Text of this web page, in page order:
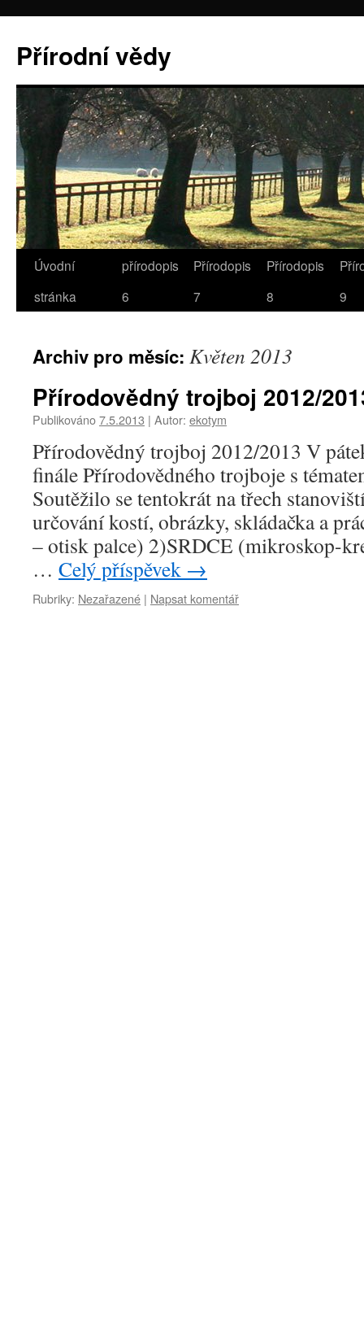
Přírodní vědy
Úvodní
stránka
přírodopis
6
Přírodopis
7
Přírodopis
8
9
Archiv pro měsíc: Květen 2013
Přírodovědný trojboj 2012/
Publikováno7.5.2013 | Autor: ekotym
Přírodovědný trojboj 2012/2013 V
finále Přírodovědného trojboje s
Soutěžilo se tentokrát na třech
určování kostí, obrázky, skládačka a
– otisk palce) 2)SRDCE (mikroskop-
… Celý příspěvek →
Rubriky: Nezařazené | Napsat komentář